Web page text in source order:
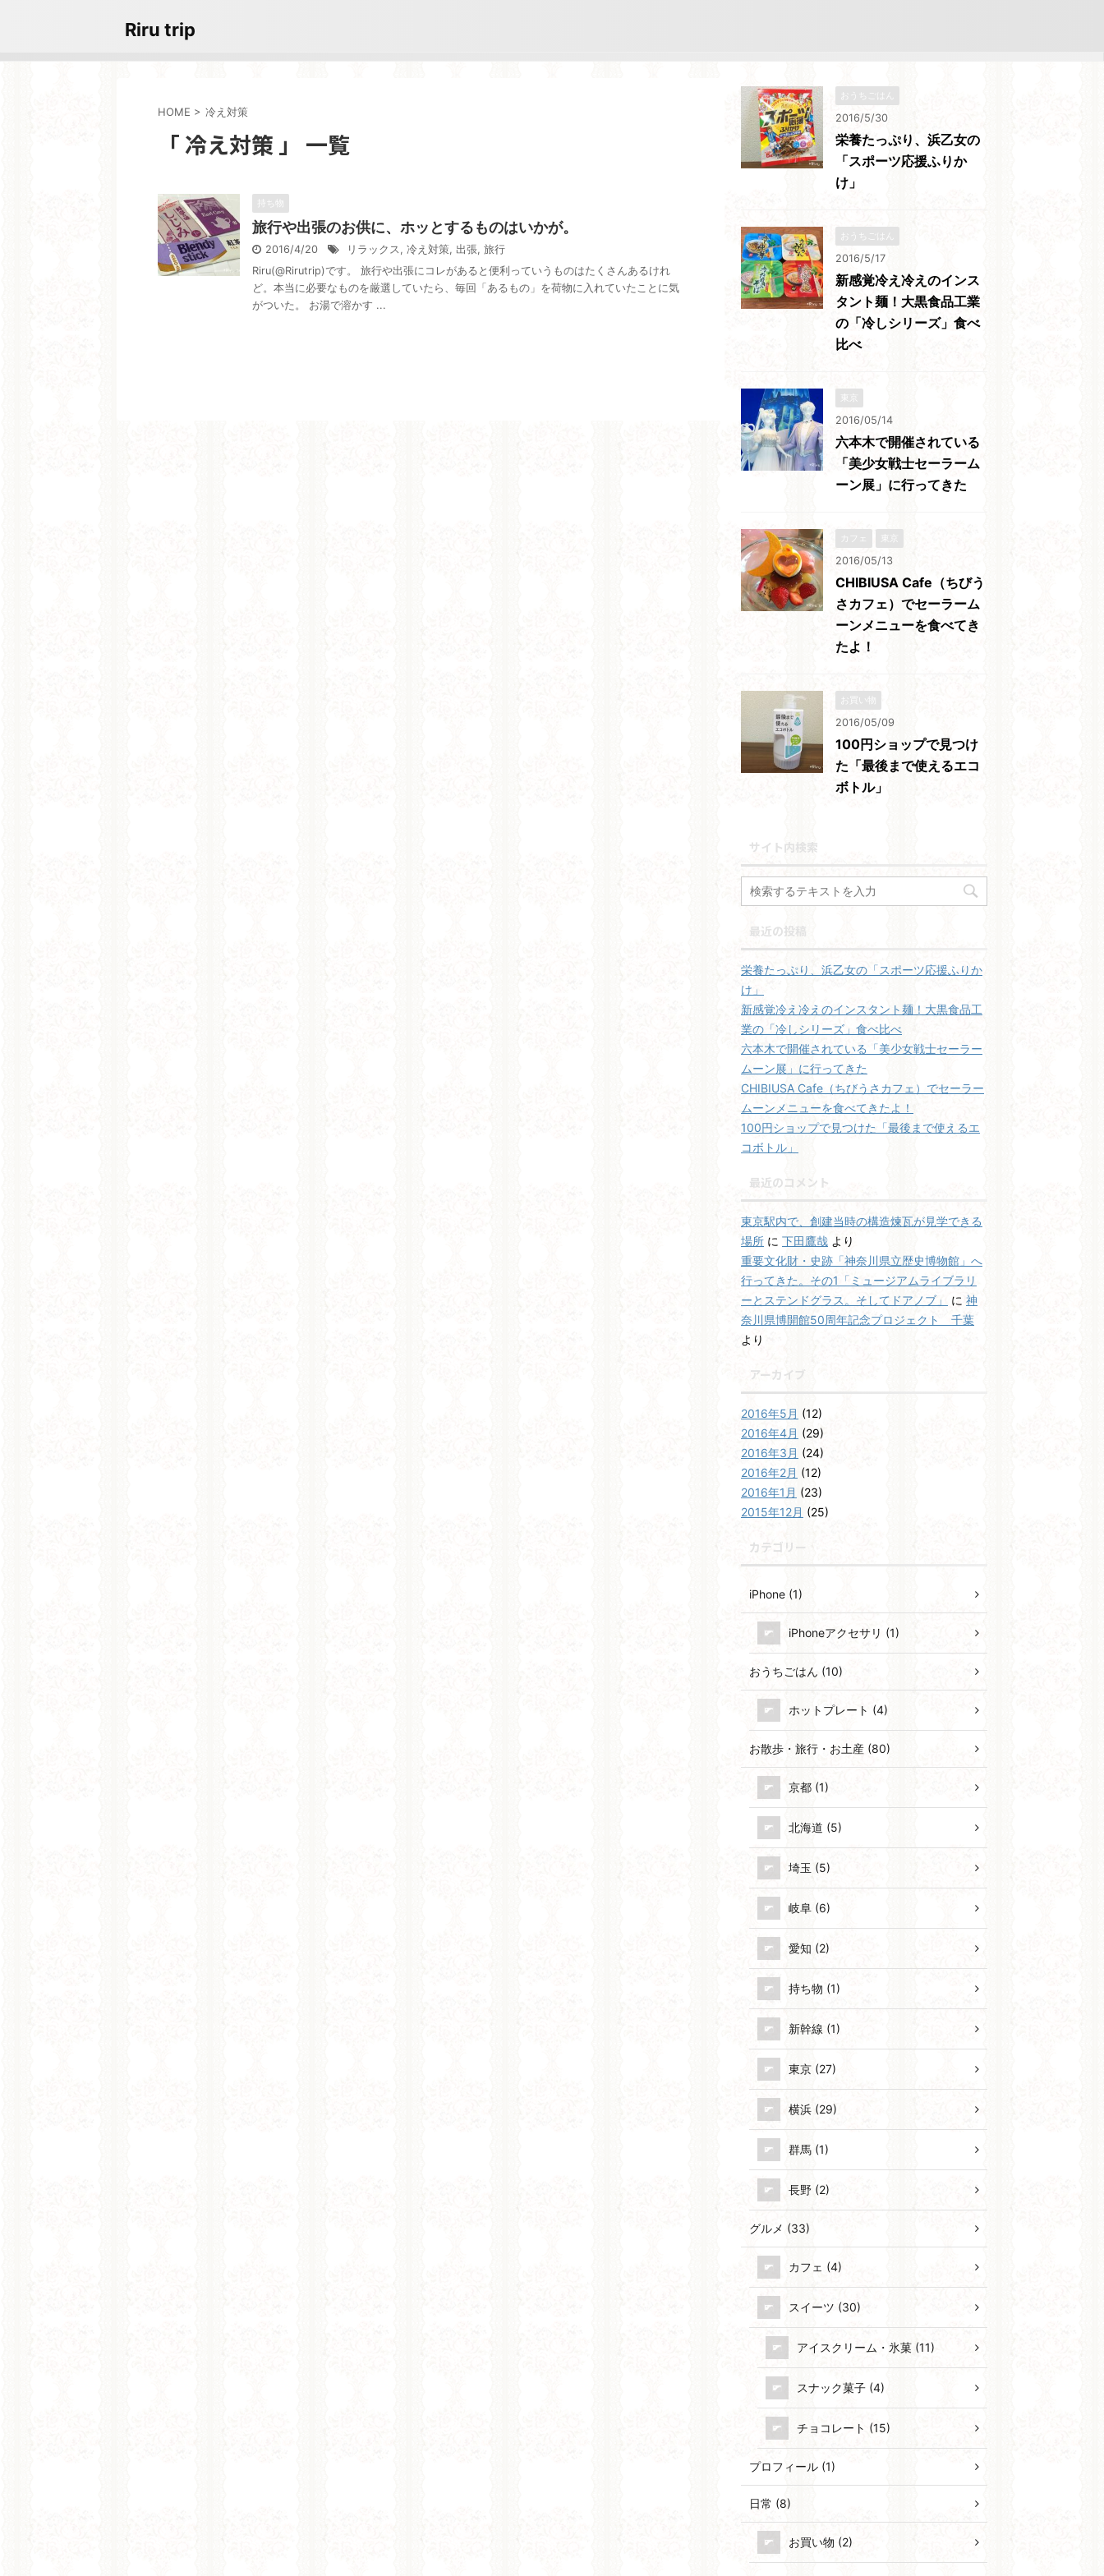
Riru trip
HOME > 冷え対策
「 冷え対策 」 一覧
持ち物
旅行や出張のお供に、ホッとするものはいかが。
2016/4/20 リラックス, 冷え対策, 出張, 旅行
Riru(@Rirutrip)です。 旅行や出張にコレがあると便利っていうものはたくさんあるけれ
ど。本当に必要なものを厳選していたら、毎回「あるもの」を荷物に入れていたことに気
がついた。 お湯で溶かす ...
おうちごはん
2016/5/30
栄養たっぷり、浜乙女の
「スポーツ応援ふりか
け」
おうちごはん
2016/5/17
新感覚冷え冷えのインス
タント麺！大黒食品工業
の「冷しシリーズ」食べ
比べ
東京
2016/05/14
六本木で開催されている
「美少女戦士セーラーム
ーン展」に行ってきた
カフェ 東京
2016/05/13
CHIBIUSA Cafe（ちびう
さカフェ）でセーラーム
ーンメニューを食べてき
たよ！
お買い物
2016/05/09
100円ショップで見つけ
た「最後まで使えるエコ
ボトル」
サイト内検索
最近の投稿
栄養たっぷり、浜乙女の「スポーツ応援ふりか
け」
新感覚冷え冷えのインスタント麺！大黒食品工
業の「冷しシリーズ」食べ比べ
六本木で開催されている「美少女戦士セーラー
ムーン展」に行ってきた
CHIBIUSA Cafe（ちびうさカフェ）でセーラー
ムーンメニューを食べてきたよ！
100円ショップで見つけた「最後まで使えるエ
コボトル」
最近のコメント
東京駅内で、創建当時の構造煉瓦が見学できる
場所 に 下田鷹哉 より
重要文化財・史跡「神奈川県立歴史博物館」へ
行ってきた。その1「ミュージアムライブラリ
ーとステンドグラス。そしてドアノブ」
に 神
奈川県博開館50周年記念プロジェクト 千葉
より
アーカイブ
2016年5月 (12)
2016年4月 (29)
2016年3月 (24)
2016年2月 (12)
2016年1月 (23)
2015年12月 (25)
カテゴリー
iPhone (1)
iPhoneアクセサリ (1)
おうちごはん (10)
ホットプレート (4)
お散歩・旅行・お土産 (80)
京都 (1)
北海道 (5)
埼玉 (5)
岐阜 (6)
愛知 (2)
持ち物 (1)
新幹線 (1)
東京 (27)
横浜 (29)
群馬 (1)
長野 (2)
グルメ (33)
カフェ (4)
スイーツ (30)
アイスクリーム・氷菓 (11)
スナック菓子 (4)
チョコレート (15)
プロフィール (1)
日常 (8)
お買い物 (2)